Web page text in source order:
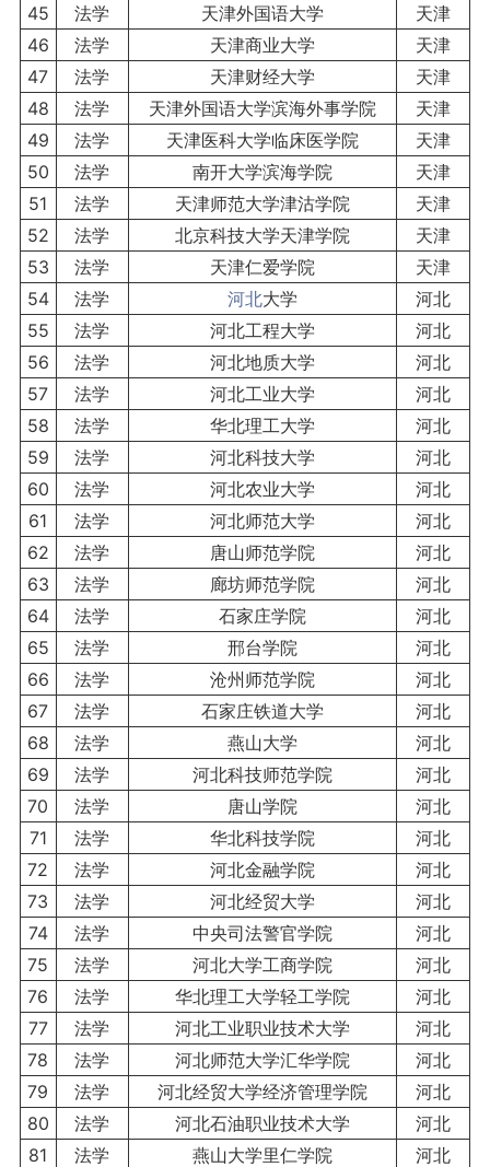
45
法学 天津外国语大学
天津
46
法学 天津商业大学
天津
47
法学 天津财经大学
天津
48
法学 天津外国语大学滨海外事学院
天津
49
法学 天津医科大学临床医学院
天津
50
法学 南开大学滨海学院
天津
51
法学 天津师范大学津沽学院
天津
52
法学 北京科技大学天津学院
天津
53
法学 天津仁爱学院
天津
54
法学 河北大学
河北
55
法学 河北工程大学
河北
56
法学 河北地质大学
河北
57
法学 河北工业大学
河北
58
法学 华北理工大学
河北
59
法学 河北科技大学
河北
60
法学 河北农业大学
河北
61
法学 河北师范大学
河北
62
法学 唐山师范学院
河北
63
法学 廊坊师范学院
河北
64
法学 石家庄学院
河北
65
法学 邢台学院
河北
66
法学 沧州师范学院
河北
67
法学 石家庄铁道大学
河北
68
法学 燕山大学
河北
69
法学 河北科技师范学院
河北
70
法学 唐山学院
河北
71
法学 华北科技学院
河北
72
法学 河北金融学院
河北
73
法学 河北经贸大学
河北
74
法学 中央司法警官学院
河北
75
法学 河北大学工商学院
河北
76
法学 华北理工大学轻工学院
河北
77
法学 河北工业职业技术大学
河北
78
法学 河北师范大学汇华学院
河北
79
法学 河北经贸大学经济管理学院
河北
80
法学 河北石油职业技术大学
河北
81
法学 燕山大学里仁学院 河北